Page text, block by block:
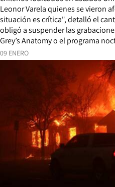
09 ENERO
Leonor Varela quienes se vieron
situación es crítica", detalló el
obligó a suspender las
Grey’s Anatomy o el programa